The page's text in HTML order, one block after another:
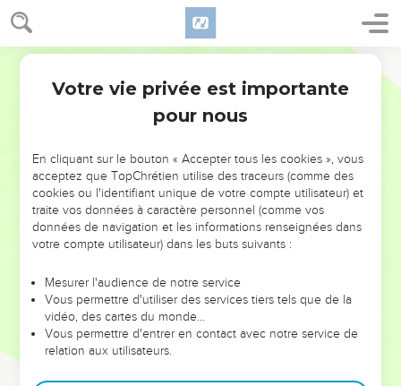
NE MANQUEZ PAS L’ÉVÉNEMENT
DE L’ANNÉE !
ET SI LEURS ERREURS POUVAIENT VOUS ÉVITER LES
VOTRES ?
leur foi ou leur vision. Mais on voit moins les doutes, les erreurs
et les saisons difficiles qu'ils ont traversés, alors même que ce
sont elles qui les ont façonnés.
Dans cette conférence, leaders, entrepreneurs, et responsables
Votre vie privée est importante
pour nous
En cliquant sur le bouton « Accepter tous les cookies », vous
acceptez que TopChrétien utilise des traceurs (comme des
cookies ou l'identifiant unique de votre compte utilisateur) et
traite vos données à caractère personnel (comme vos
données de navigation et les informations renseignées dans
votre compte utilisateur) dans les buts suivants :
Mesurer l'audience de notre service
Vous permettre d'utiliser des services tiers tels que de la
vidéo, des cartes du monde…
Vous permettre d'entrer en contact avec notre service de
relation aux utilisateurs.